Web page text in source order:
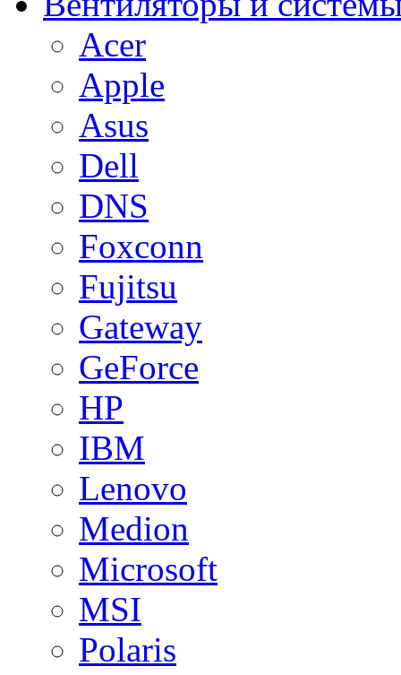
Acer
Apple
Asus
Dell
DNS
Foxconn
Fujitsu
Gateway
GeForce
HP
IBM
Lenovo
Medion
Microsoft
MSI
Polaris